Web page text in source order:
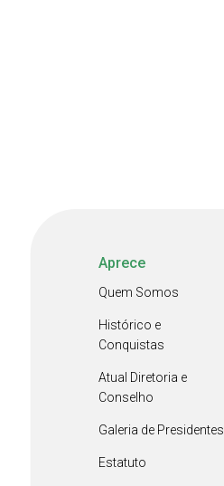
Aprece
Quem Somos
Histórico e
Conquistas
Atual Diretoria e
Conselho
Galeria de Presidentes
Estatuto